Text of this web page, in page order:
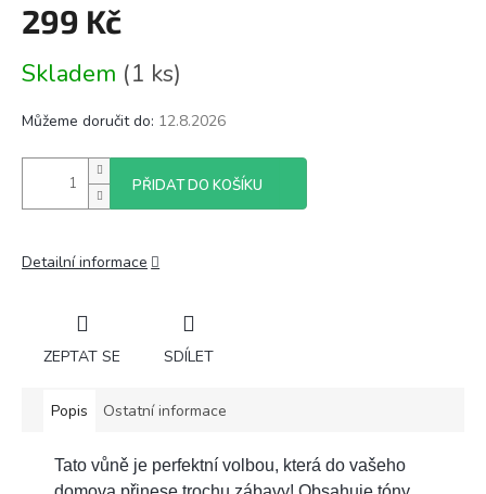
299 Kč
cena:
Skladem (1 ks)
Můžeme doručit do: 12.8.2026
PŘIDAT DO KOŠÍKU
Detailní informace
ZEPTAT SE SDÍLET
Popis Ostatní informace
Tato vůně je perfektní volbou, která do vašeho